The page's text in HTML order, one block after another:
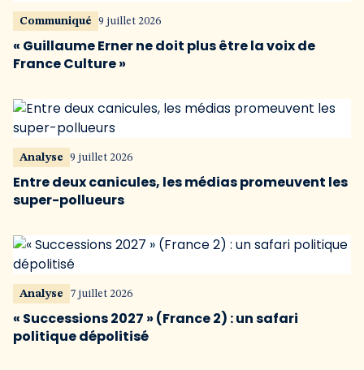
Communiqué 9 juillet 2026
« Guillaume Erner ne doit plus être la voix de
France Culture »
Analyse 9 juillet 2026
Entre deux canicules, les médias promeuvent les
super-pollueurs
Analyse 7 juillet 2026
« Successions 2027 » (France 2) : un safari
politique dépolitisé